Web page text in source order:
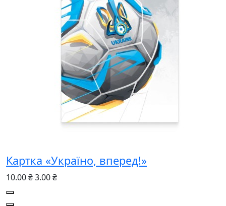
Картка «Україно, вперед!»
10.00 ₴3.00 ₴